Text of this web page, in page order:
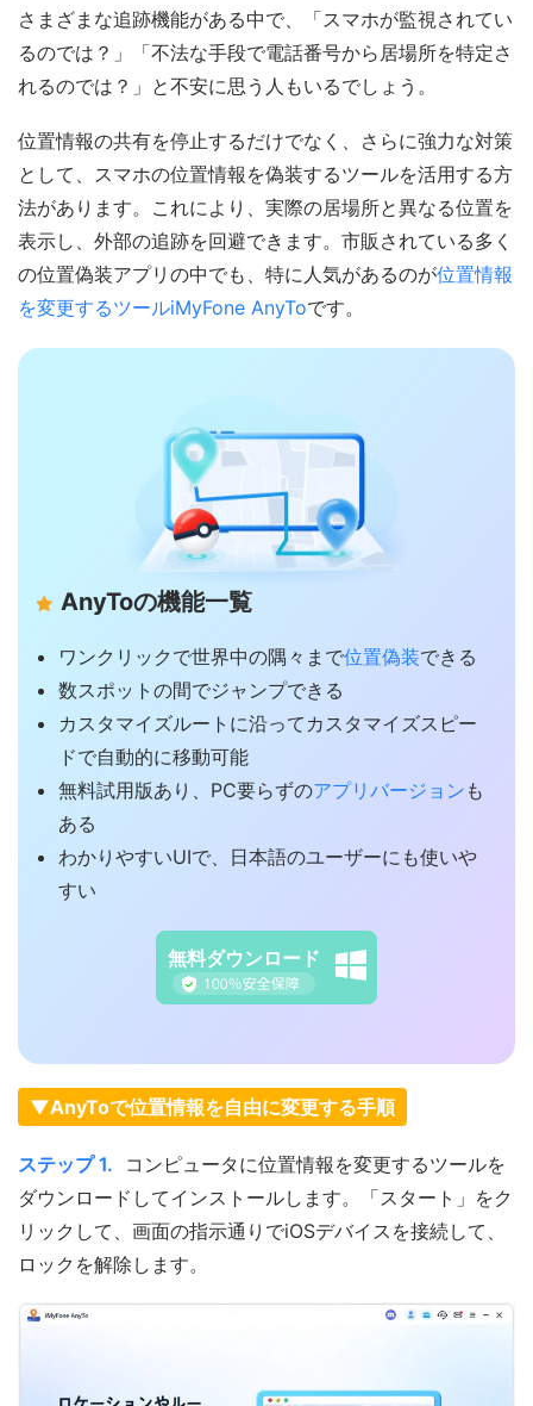
さまざまな追跡機能がある中で、「スマホが監視されてい
るのでは？」「不法な手段で電話番号から居場所を特定さ
れるのでは？」と不安に思う人もいるでしょう。
位置情報の共有を停止するだけでなく、さらに強力な対策
として、スマホの位置情報を偽装するツールを活用する方
法があります。これにより、実際の居場所と異なる位置を
表示し、外部の追跡を回避できます。市販されている多く
の位置偽装アプリの中でも、特に人気があるのが位置情報
を変更するツールiMyFone AnyToです。
AnyToの機能一覧
ワンクリックで世界中の隅々まで位置偽装できる
数スポットの間でジャンプできる
カスタマイズルートに沿ってカスタマイズスピー
ドで自動的に移動可能
無料試用版あり、PC要らずのアプリバージョン も
ある
わかりやすいUIで、日本語のユーザーにも使いや
すい
無料ダウンロード
▼AnyToで位置情報を自由に変更する手順
ステップ 1.
コンピュータに位置情報を変更するツールを
ダウンロードしてインストールします。「スタート」をク
リックして、画面の指示通りでiOSデバイスを接続して、
ロックを解除します。